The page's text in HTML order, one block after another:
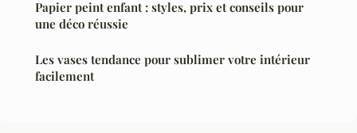
Papier peint enfant : styles, prix et conseils pour
une déco réussie
Les vases tendance pour sublimer votre intérieur
facilement